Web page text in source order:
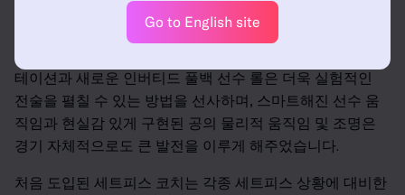
매치데이 환경은 지속적으로 발전하는 축구의 속성에 맞게
변화했습니다. 팬들은 이제 가장 트렌디한 최신 전술을 더욱
가까이서 경험할 수 있죠. 지능적인 그라운드 내 포지션 로
테이션과 새로운 인버티드 풀백 선수 롤은 더욱 실험적인
전술을 펼칠 수 있는 방법을 선사하며, 스마트해진 선수 움
직임과 현실감 있게 구현된 공의 물리적 움직임 및 조명은
경기 자체적으로도 큰 발전을 이루게 해주었습니다.
처음 도입된 세트피스 코치는 각종 세트피스 상황에 대비한
Go to English site